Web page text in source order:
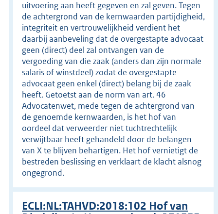
uitvoering aan heeft gegeven en zal geven. Tegen
de achtergrond van de kernwaarden partijdigheid,
integriteit en vertrouwelijkheid verdient het
daarbij aanbeveling dat de overgestapte advocaat
geen (direct) deel zal ontvangen van de
vergoeding van die zaak (anders dan zijn normale
salaris of winstdeel) zodat de overgestapte
advocaat geen enkel (direct) belang bij de zaak
heeft. Getoetst aan de norm van art. 46
Advocatenwet, mede tegen de achtergrond van
de genoemde kernwaarden, is het hof van
oordeel dat verweerder niet tuchtrechtelijk
verwijtbaar heeft gehandeld door de belangen
van X te blijven behartigen. Het hof vernietigt de
bestreden beslissing en verklaart de klacht alsnog
ongegrond.
ECLI:NL:TAHVD:2018:102 Hof van